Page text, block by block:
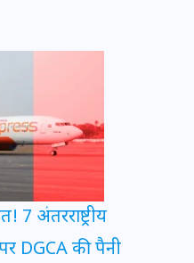
अंतरराष्ट्रीय
पर DGCA की पैनी